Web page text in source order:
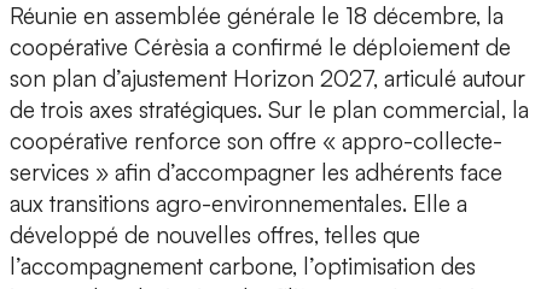
Réunie en assemblée générale le 18 décembre, la
coopérative Cérèsia a confirmé le déploiement de
son plan d’ajustement Horizon 2027, articulé autour
de trois axes stratégiques. Sur le plan commercial, la
coopérative renforce son offre « appro-collecte-
services » afin d’accompagner les adhérents face
aux transitions agro-environnementales. Elle a
développé de nouvelles offres, telles que
l’accompagnement carbone, l’optimisation des